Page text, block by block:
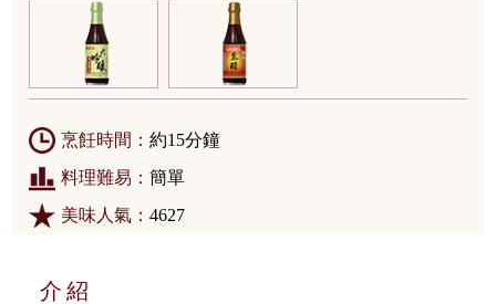
烹飪時間：約15分鐘
料理難易：簡單
美味人氣：4627
介紹